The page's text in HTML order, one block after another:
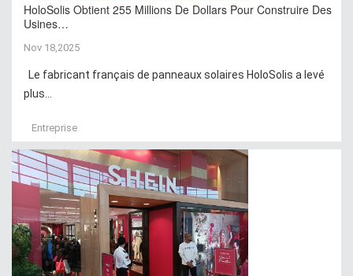
HoloSolis Obtient 255 Millions De Dollars Pour Construire Des
Usines…
Nov 18,2025
Le fabricant français de panneaux solaires HoloSolis a levé
plus...
Entreprise